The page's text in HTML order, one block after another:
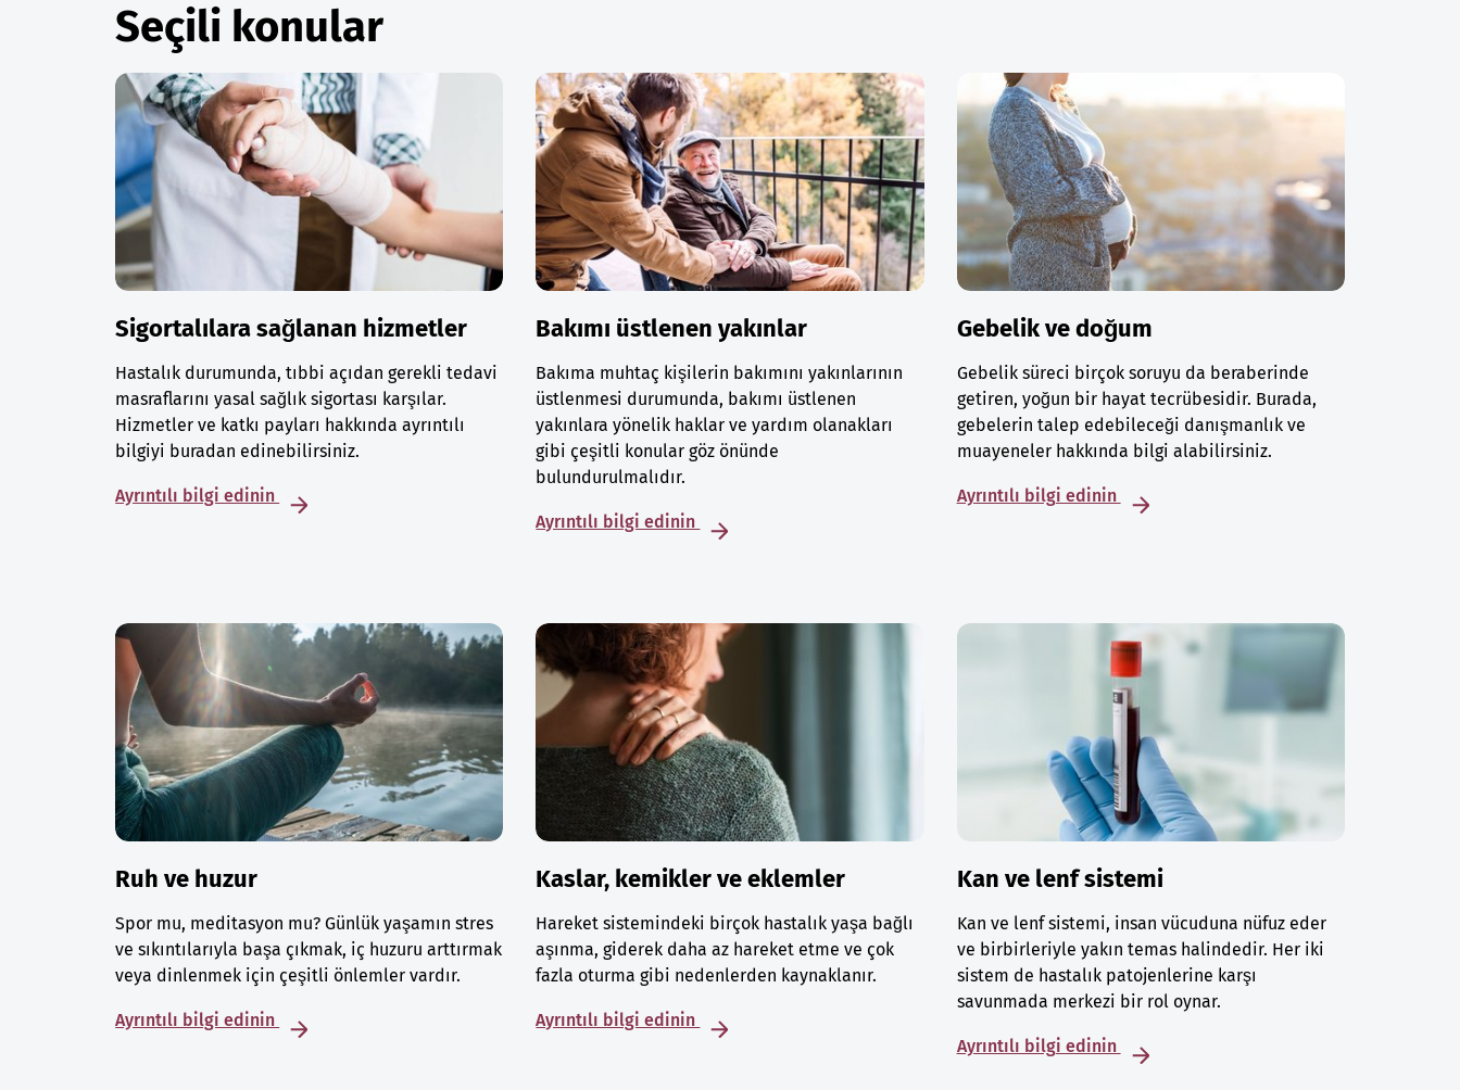
Seçili konular
Sigortalılara sağlanan hizmetler
Hastalık durumunda, tıbbi açıdan gerekli tedavi
masraflarını yasal sağlık sigortası karşılar.
Hizmetler ve katkı payları hakkında ayrıntılı
bilgiyi buradan edinebilirsiniz.
Ayrıntılı bilgi edinin
Bakımı üstlenen yakınlar
Bakıma muhtaç kişilerin bakımını yakınlarının
üstlenmesi durumunda, bakımı üstlenen
yakınlara yönelik haklar ve yardım olanakları
gibi çeşitli konular göz önünde
bulundurulmalıdır.
Ayrıntılı bilgi edinin
Gebelik ve doğum
Gebelik süreci birçok soruyu da beraberinde
getiren, yoğun bir hayat tecrübesidir. Burada,
gebelerin talep edebileceği danışmanlık ve
muayeneler hakkında bilgi alabilirsiniz.
Ayrıntılı bilgi edinin
Ruh ve huzur
Spor mu, meditasyon mu? Günlük yaşamın stres
ve sıkıntılarıyla başa çıkmak, iç huzuru arttırmak
veya dinlenmek için çeşitli önlemler vardır.
Ayrıntılı bilgi edinin
Kaslar, kemikler ve eklemler
Hareket sistemindeki birçok hastalık yaşa bağlı
aşınma, giderek daha az hareket etme ve çok
fazla oturma gibi nedenlerden kaynaklanır.
Ayrıntılı bilgi edinin
Kan ve lenf sistemi
Kan ve lenf sistemi, insan vücuduna nüfuz eder
ve birbirleriyle yakın temas halindedir. Her iki
sistem de hastalık patojenlerine karşı
savunmada merkezi bir rol oynar.
Ayrıntılı bilgi edinin